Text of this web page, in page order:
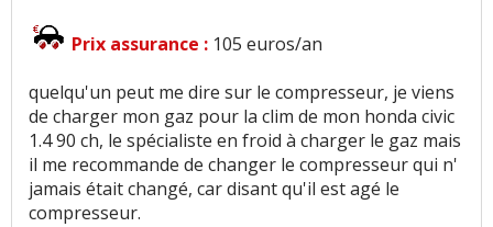
Prix assurance : 105 euros/an
quelqu'un peut me dire sur le compresseur, je viens
de charger mon gaz pour la clim de mon honda civic
1.4 90 ch, le spécialiste en froid à charger le gaz mais
il me recommande de changer le compresseur qui n'
jamais était changé, car disant qu'il est agé le
compresseur.